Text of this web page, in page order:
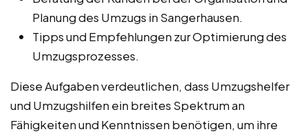
Planung des Umzugs in Sangerhausen.
Tipps und Empfehlungen zur Optimierung des
Umzugsprozesses.
Diese Aufgaben verdeutlichen, dass Umzugshelfer
und Umzugshilfen ein breites Spektrum an
Fähigkeiten und Kenntnissen benötigen, um ihre